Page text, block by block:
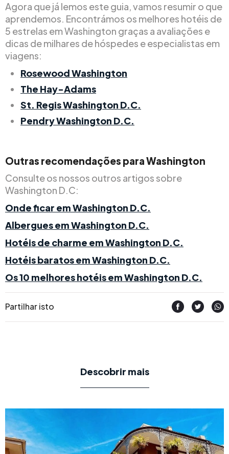
Agora que já lemos este guia, vamos resumir o que
aprendemos. Encontrámos os melhores hotéis de
5 estrelas em Washington graças a avaliações e
dicas de milhares de hóspedes e especialistas em
viagens:
Rosewood Washington
The Hay-Adams
St. Regis Washington D.C.
Pendry Washington D.C.
Outras recomendações para Washington
Consulte os nossos outros artigos sobre
Washington D.C:
Onde ficar em Washington D.C.
Albergues em Washington D.C.
Hotéis de charme em Washington D.C.
Hotéis baratos em Washington D.C.
Os 10 melhores hotéis em Washington D.C.
Partilhar isto
Descobrir mais